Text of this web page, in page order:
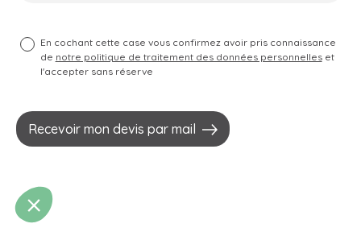
En cochant cette case vous confirmez avoir pris connaissance
de notre politique de traitement des données personnelleset
l'accepter sans réserve
Recevoir mon devis par mail